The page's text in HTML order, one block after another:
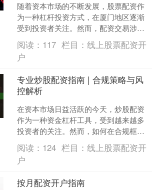
随着资本市场的不断发展，股票配资作
为一种杠杆投资方式，在厦门地区逐渐
受到投资者关注。然而，配资交易涉及
较高风险股票配资公司，选择合规平
台、理解相关规则至关重要。....
阅读： 117 栏目：线上股票配资开
户
专业炒股配资指南 | 合规策略与风
控解析
在资本市场日益活跃的今天，炒股配资
作为一种资金杠杆工具，受到越来越多
投资者的关注。然而，如何在合规框架
下运用配资策略，并有效控制风险，成
为每位投资者必须掌握的核....
阅读： 124 栏目：线上股票配资开
户
按月配资开户指南